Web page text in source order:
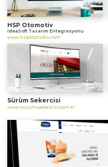
HSP Otomotiv
IdeaSoft Tasarım Entegrasyonu
www.hspotomotiv.com
Sürüm Sekercisi
www.surumsekercisi.com.tr